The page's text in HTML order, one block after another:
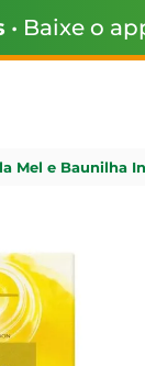
• Baixe o
Mel e Baunilha